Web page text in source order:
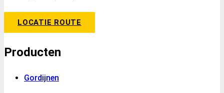
LOCATIE ROUTE
Producten
Gordijnen